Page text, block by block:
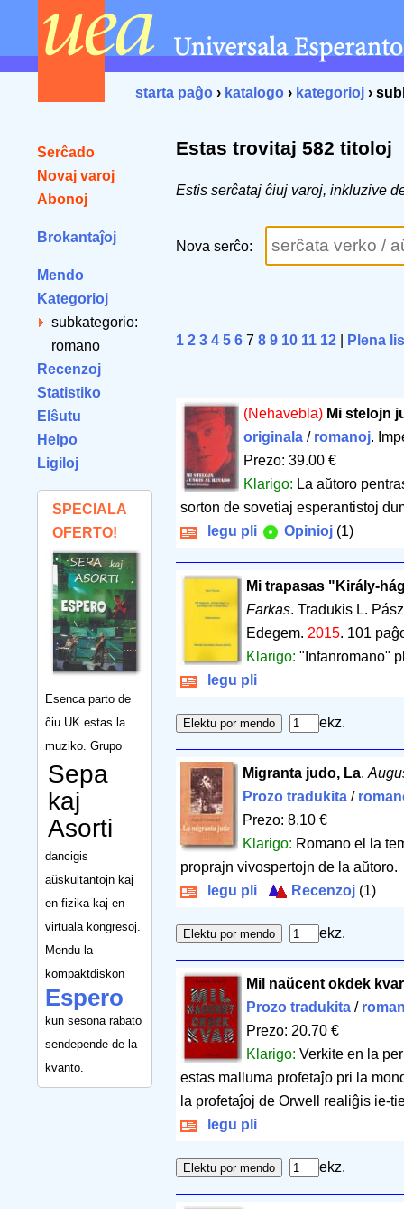
starta paĝo › katalogo › kategorioj ›
Serĉado
Novaj varoj
Abonoj
Brokantaĵoj
Mendo
Kategorioj
subkategorio:
romano
Recenzoj
Statistiko
Elŝutu
Helpo
Ligiloj
SPECIALA
OFERTO!
Esenca parto de
ĉiu UK estas la
muziko. Grupo
Sepa
kaj
Asorti
dancigis
aŭskultantojn kaj
en fizika kaj en
virtuala kongresoj.
Mendu la
kompaktdiskon
Espero
kun sesona rabato
sendepende de la
kvanto.
Estas trovitaj 582 titoloj
Estis serĉataj ĉiuj varoj, inkluzive
Nova serĉo:
1 2 3 4 5 6 7 8 9 10 11 12 Plena
(Nehavebla) Mi stelojn
originala / romanoj.
Prezo: 39.00 €
Klarigo: La aŭtoro
sorton de sovetiaj esperantistoj
legu pli
Opinioj (1)
Mi trapasas "Király-
Farkas. Tradukis L.
Edegem. 2015. 101
Klarigo:"Infanromano"
legu pli
ekz.
Migranta judo, La.
Prozo tradukita /
Prezo: 8.10 €
Klarigo: Romano el la
proprajn vivospertojn de la aŭtoro.
legu pli
Recenzoj (1)
ekz.
Mil naŭcent okdek kvar
Prozo tradukita /
Prezo: 20.70 €
Klarigo:Verkite en la
estas malluma profetaĵo pri la
la profetaĵoj de Orwell realiĝis ie-
legu pli
ekz.